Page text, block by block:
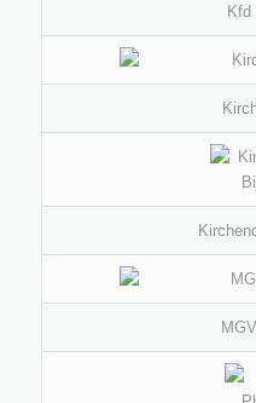
Kfd